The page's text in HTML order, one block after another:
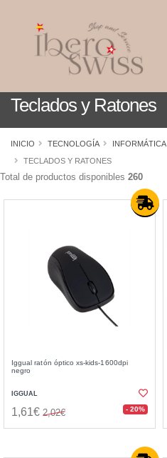
Teclados y Ratones
INICIO TECNOLOGÍA INFORMÁTICA
TECLADOS Y RATONES
Total de productos disponibles 260
Iggual ratón óptico xs-kids-1600dpi
negro
IGGUAL
1,61€ 2,02€ - 20%